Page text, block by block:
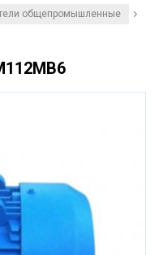
общепромышленные /